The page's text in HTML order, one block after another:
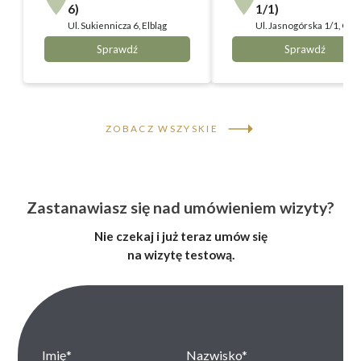
6)
Ul. Sukiennicza 6, Elbląg
Sprawdź
1/1)
Ul. Jasnogórska 1/1,
Sprawdź
ZOBACZ WSZYSKIE
Zastanawiasz się nad umówieniem wizyty?
Nie czekaj i już teraz umów się
na wizytę testową.